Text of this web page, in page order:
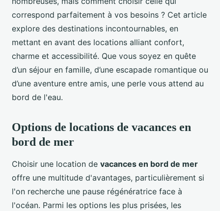
correspond parfaitement à vos besoins ? Cet article
explore des destinations incontournables, en
mettant en avant des locations alliant confort,
charme et accessibilité. Que vous soyez en quête
d’un séjour en famille, d’une escapade romantique ou
d’une aventure entre amis, une perle vous attend au
bord de l'eau.
Options de locations de vacances en
bord de mer
Choisir une location de vacances en bord de mer
offre une multitude d'avantages, particulièrement si
l'on recherche une pause régénératrice face à
l'océan. Parmi les options les plus prisées, les